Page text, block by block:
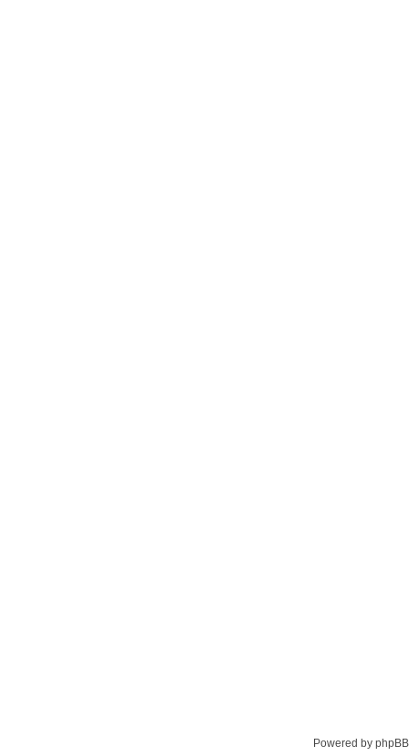
Powered by